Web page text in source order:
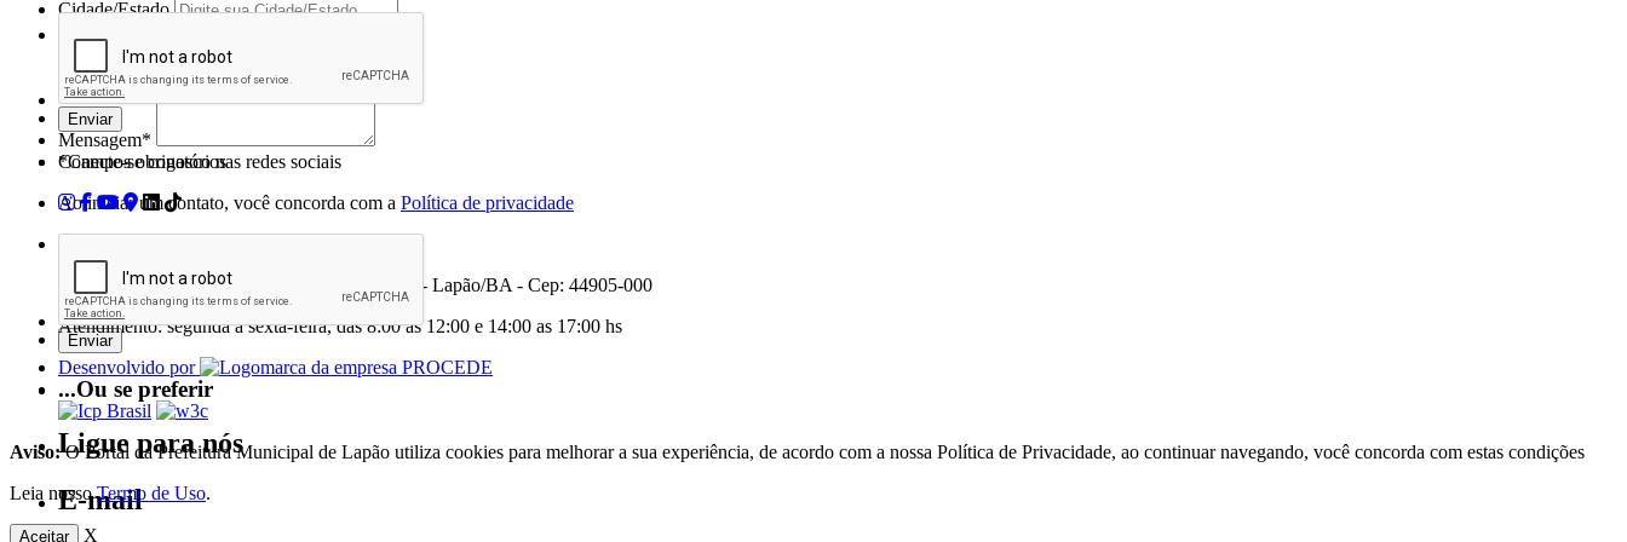
Cidade/Estado
Assunto*
Mensagem*
*Campos obrigatórios
Ao iniciar um contato, você concorda com a Política de privacidade
...Ou se preferir
Ligue para nós
E-mail
Conecte-se conosco nas redes sociais
Av. Justiniano de Castro Dourado, 135, Centro - Lapão/BA - Cep: 44905-000
Atendimento: segunda a sexta-feira, das 8:00 as 12:00 e 14:00 as 17:00 hs
Desenvolvido por
Aviso:O Portal da Prefeitura Municipal de Lapão utiliza cookies para melhorar a sua experiência, de acordo com a nossa Política de Privacidade, ao continuar navegando, você concorda com estas condições
Leia nossoTermo de Uso.
Aceitar X